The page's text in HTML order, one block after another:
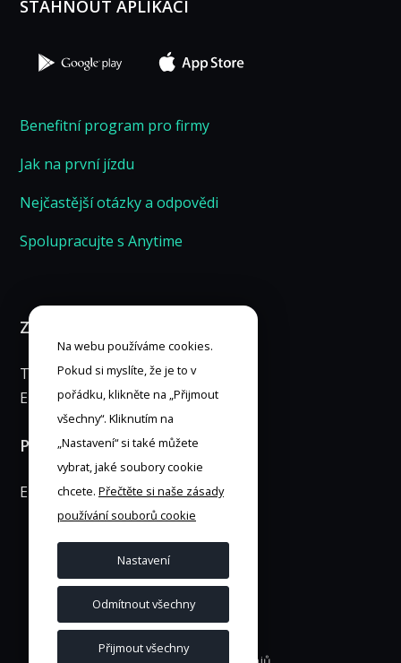
STÁHNOUT APLIKACI
Benefitní program pro firmy
Jak na první jízdu
Nejčastější otázky a odpovědi
Spolupracujte s Anytime
ZÁKAZNICKÁ LINKA 24/7
Tel: 253 253 007
E-mail:info@anytimecar.cz
PRO MÉDIA
E-mail:marketing@anytimecar.cz
Podmínky užití
Na webu používáme cookies.
Pokud si myslíte, že je to v
pořádku, klikněte na „Přijmout
všechny“. Kliknutím na
„Nastavení“ si také můžete
vybrat, jaké soubory cookie
chcete. Přečtěte si naše zásady
používání souborů cookie
Nastavení
Odmítnout všechny
Přijmout všechny